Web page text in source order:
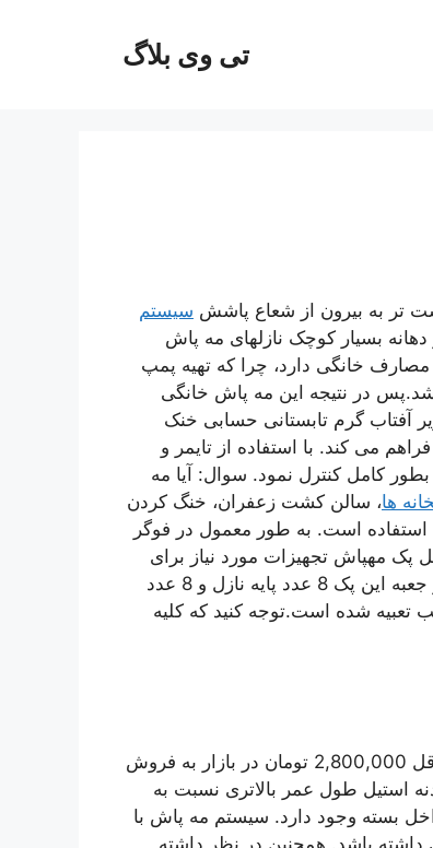
تی وی بلاگ
تر به بیرون از شعاع پاشش سیستم
بسیار کوچک نازلهای مه پاش
مصارف خانگی دارد، چرا که تهیه پمپ
شد.پس در نتیجه این مه پاش خانگی
آفتاب گرم تابستانی حسابی خنک
می کند. با استفاده از تایمر و
کامل کنترل نمود. سوال: آیا مه
ها، سالن کشت زعفران، خنگ کردن
استفاده است. به طور معمول در فوگر
گردد. در داخل پک مهپاش تجهیزات مورد نیاز برای
خنک کردن هر نوع محیطی بین 10 الی 20 متر مربع وجود دارد .در جعبه این پک 8 عدد پایه نازل و 8 عدد
تعبیه شده است.توجه کنید که کلیه
در نظر داشته باشید موتور پمپ های مشابه در بازار با قیمتی حد اقل 2,800,000 تومان در بازار به فروش
استیل طول عمر بالاتری نسبت به
بسته وجود دارد. سیستم مه پاش با
داشته باشد. همچنین در نظر داشته